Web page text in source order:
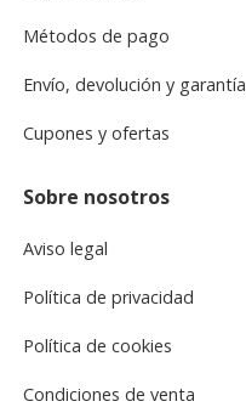
Métodos de pago
Envío, devolución y garantía
Cupones y ofertas
Sobre nosotros
Aviso legal
Política de privacidad
Política de cookies
Condiciones de venta